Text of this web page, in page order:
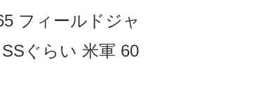
フィールドジャ
ぐらい 米軍 60